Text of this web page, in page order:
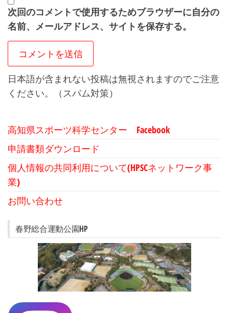
次回のコメントで使用するためブラウザーに自分の
名前、メールアドレス、サイトを保存する。
日本語が含まれない投稿は無視されますのでご注意
ください。（スパム対策）
高知県スポーツ科学センター Facebook
申請書類ダウンロード
個人情報の共同利用について(HPSCネットワーク事
業)
お問い合わせ
春野総合運動公園HP